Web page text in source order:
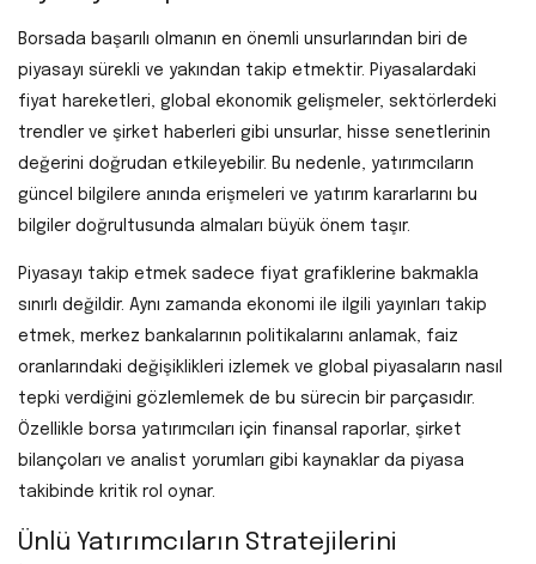
Borsada başarılı olmanın en önemli unsurlarından biri de
piyasayı sürekli ve yakından takip etmektir. Piyasalardaki
fiyat hareketleri, global ekonomik gelişmeler, sektörlerdeki
trendler ve şirket haberleri gibi unsurlar, hisse senetlerinin
değerini doğrudan etkileyebilir. Bu nedenle, yatırımcıların
güncel bilgilere anında erişmeleri ve yatırım kararlarını bu
bilgiler doğrultusunda almaları büyük önem taşır.
Piyasayı takip etmek sadece fiyat grafiklerine bakmakla
sınırlı değildir. Aynı zamanda ekonomi ile ilgili yayınları takip
etmek, merkez bankalarının politikalarını anlamak, faiz
oranlarındaki değişiklikleri izlemek ve global piyasaların nasıl
tepki verdiğini gözlemlemek de bu sürecin bir parçasıdır.
Özellikle borsa yatırımcıları için finansal raporlar, şirket
bilançoları ve analist yorumları gibi kaynaklar da piyasa
takibinde kritik rol oynar.
Ünlü Yatırımcıların Stratejilerini